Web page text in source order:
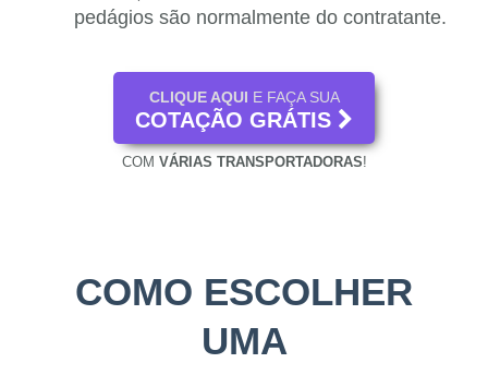
pedágios são normalmente do contratante.
CLIQUE AQUI E FAÇA SUA
COTAÇÃO GRÁTIS
COM VÁRIAS TRANSPORTADORAS!
COMO ESCOLHER
UMA